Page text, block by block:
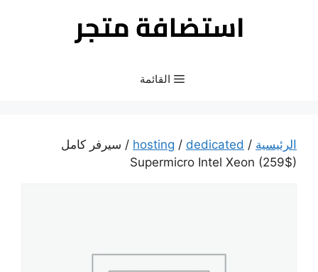
القائمة
الرئيسية /
hosting / dedicated
/ سيرفر كامل
Supermicro Intel Xeon (259$)